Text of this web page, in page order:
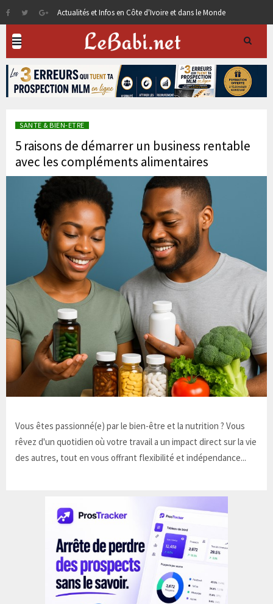
Actualités et Infos en Côte d'Ivoire et dans le Monde
SANTE & BIEN-ETRE
5 raisons de démarrer un business rentable
avec les compléments alimentaires
Vous êtes passionné(e) par le bien-être et la nutrition ? Vous
rêvez d'un quotidien où votre travail a un impact direct sur la vie
des autres, tout en vous offrant flexibilité et indépendance...